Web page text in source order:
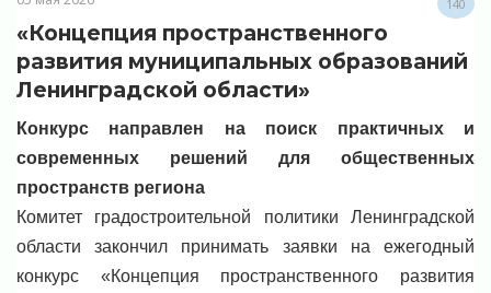
140
«Концепция пространственного
развития муниципальных образований
Ленинградской области»
Конкурс направлен на поиск практичных и
современных решений для общественных
пространств региона
Комитет градостроительной политики Ленинградской
области закончил принимать заявки на ежегодный
конкурс «Концепция пространственного развития